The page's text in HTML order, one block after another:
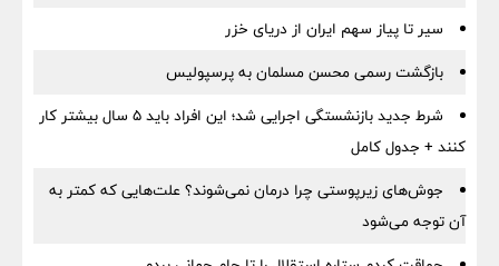
سیر تا پیاز سهم ایران از دریای خزر
بازگشت رسمی محسن مسلمان به پرسپولیس
شرط جدید بازنشستگی اجرایی شد؛ این افراد باید ۵ سال بیشتر کار
کنند + جدول کامل
جوش‌های زیرپوستی چرا درمان نمی‌شوند؟ علت‌هایی که کمتر به
آن توجه می‌شود